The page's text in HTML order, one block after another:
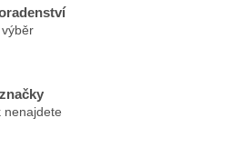
nenajdete